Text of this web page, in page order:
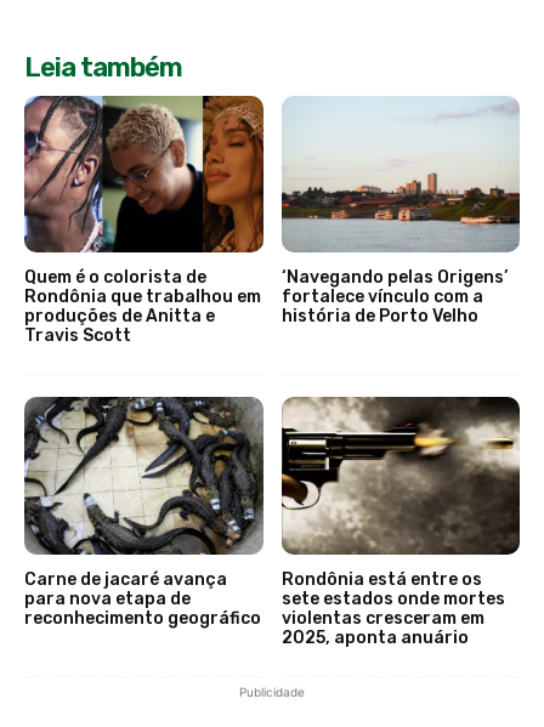
Leia também
Quem é o colorista de
Rondônia que trabalhou em
produções de Anitta e
Travis Scott
‘Navegando pelas Origens’
fortalece vínculo com a
história de Porto Velho
Carne de jacaré avança
para nova etapa de
reconhecimento geográfico
Rondônia está entre os
sete estados onde mortes
violentas cresceram em
2025, aponta anuário
Publicidade